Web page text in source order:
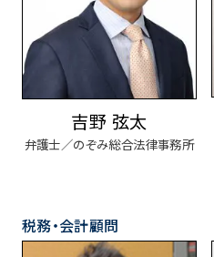
吉野 弦太
弁護士／のぞみ総合法律事務所
税務・会計顧問